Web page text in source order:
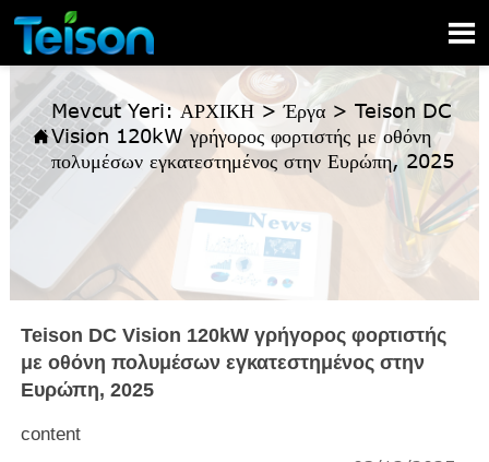


Mevcut Yeri:ΑΡΧΙΚΗ>Έργα> Teison DC
Vision 120kW γρήγορος φορτιστής με οθόνη
πολυμέσων εγκατεστημένος στην Ευρώπη, 2025
Teison DC Vision 120kW γρήγορος φορτιστής
με οθόνη πολυμέσων εγκατεστημένος στην
Ευρώπη, 2025
content